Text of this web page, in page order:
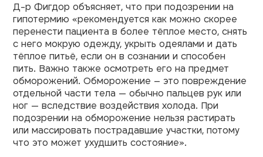
Д-р Фигдор объясняет, что при подозрении на
гипотермию «рекомендуется как можно скорее
перенести пациента в более тёплое место, снять
с него мокрую одежду, укрыть одеялами и дать
тёплое питьё, если он в сознании и способен
пить. Важно также осмотреть его на предмет
обморожений. Обморожение – это повреждение
отдельной части тела — обычно пальцев рук или
ног — вследствие воздействия холода. При
подозрении на обморожение нельзя растирать
или массировать пострадавшие участки, потому
что это может ухудшить состояние».